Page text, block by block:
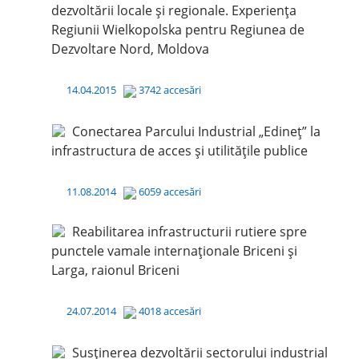
dezvoltării locale şi regionale. Experienţa
Regiunii Wielkopolska pentru Regiunea de
Dezvoltare Nord, Moldova
14.04.2015 3742 accesări
Conectarea Parcului Industrial „Edineț” la
infrastructura de acces și utilitățile publice
11.08.2014 6059 accesări
Reabilitarea infrastructurii rutiere spre
punctele vamale internaționale Briceni și
Larga, raionul Briceni
24.07.2014 4018 accesări
Susținerea dezvoltării sectorului industrial